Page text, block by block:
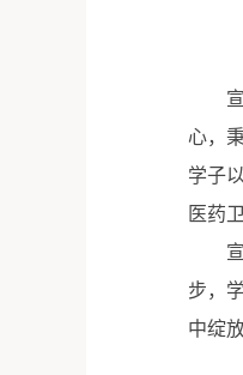
心，
学子
医药
步，
中绽